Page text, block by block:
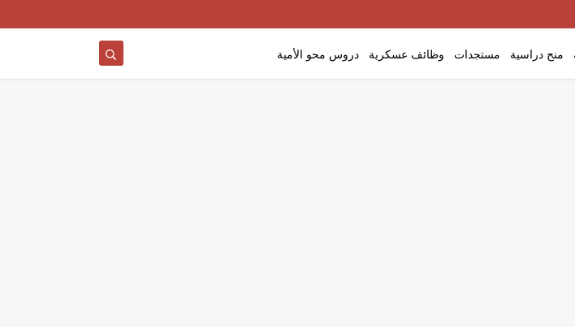
منح دراسية مستجدات وظائف عسكرية دروس محو الأمية